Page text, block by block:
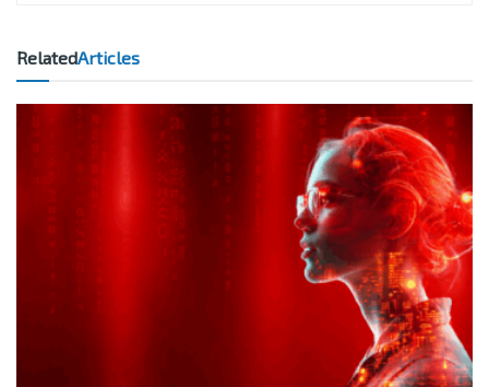
RelatedArticles